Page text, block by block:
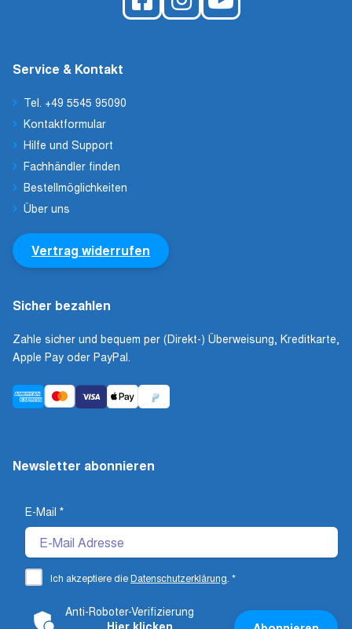
Service & Kontakt
Tel. +49 5545 95090
Kontaktformular
Hilfe und Support
Fachhändler finden
Bestellmöglichkeiten
Über uns
Vertrag widerrufen
Sicher bezahlen
Zahle sicher und bequem per (Direkt-) Überweisung, Kreditkarte,
Apple Pay oder PayPal.
Newsletter abonnieren
E-Mail *
Ich akzeptiere dieDatenschutzerklärung *
Anti-Roboter-Verifizierung